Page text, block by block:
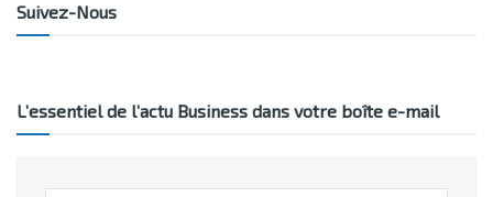
Suivez-Nous
L’essentiel de l’actu Business dans votre boîte e-mail